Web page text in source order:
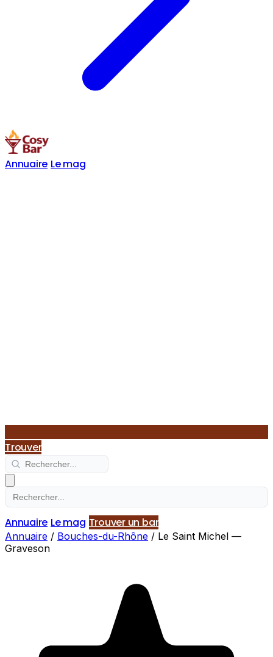
Annuaire Le mag
Trouver
Annuaire Le mag Trouver un bar
Annuaire / Bouches-du-Rhône / Le Saint Michel —
Graveson